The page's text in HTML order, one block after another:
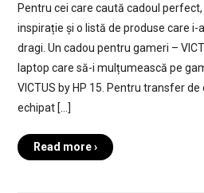
Pentru cei care caută cadoul perfect,
inspirație și o listă de produse care i-
dragi. Un cadou pentru gameri –
laptop care să-i mulțumească pe
VICTUS by HP 15. Pentru transfer
echipat […]
Read more ›